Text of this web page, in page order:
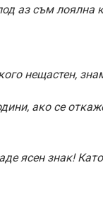
аз съм лоялна
нещастен,
ако се
ясен знак!